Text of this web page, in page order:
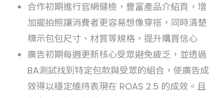
合作初期進行官網健檢，豐富產品介紹頁，增
加擺拍照讓消費者更容易想像穿搭，同時清楚
標示包包尺寸、材質等規格，提升購買信心
廣告初期每週更新核心受眾避免疲乏，並透過
BA測試找到特定包款與受眾的組合，使廣告成
效得以穩定維持表現在 ROAS 2.5 的成效。且